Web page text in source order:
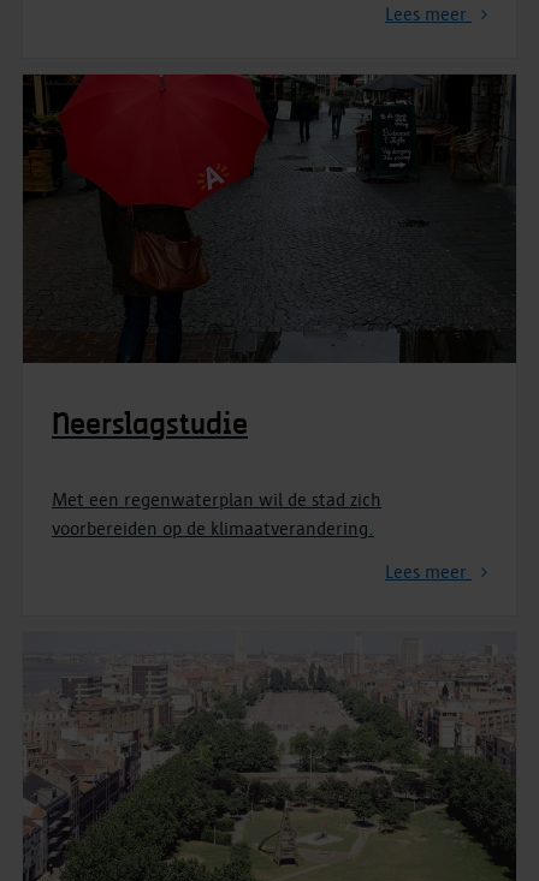
Lees meer
Neerslagstudie
Met een regenwaterplan wil de stad zich
voorbereiden op de klimaatverandering.
Lees meer